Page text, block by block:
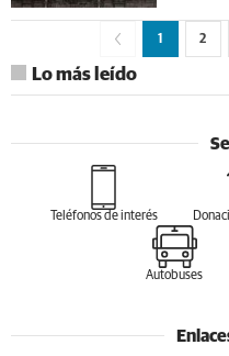
1 2
Lo más leído
Teléfonos de interés
Autobuses